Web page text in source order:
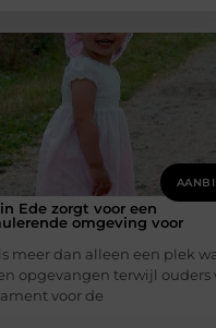
Ede zorgt voor een
omgeving voor
meer dan alleen een plek
opgevangen terwijl ouders
voor de